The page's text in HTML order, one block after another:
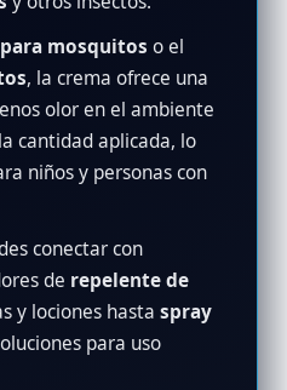
mosquitos o el
, la crema ofrece una
olor en el ambiente
cantidad aplicada, lo
niños y personas con
conectar con
de repelente de
y lociones hasta spray
para uso